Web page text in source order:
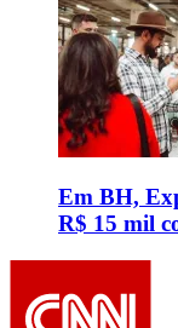
Em BH,
R$ 15 mil